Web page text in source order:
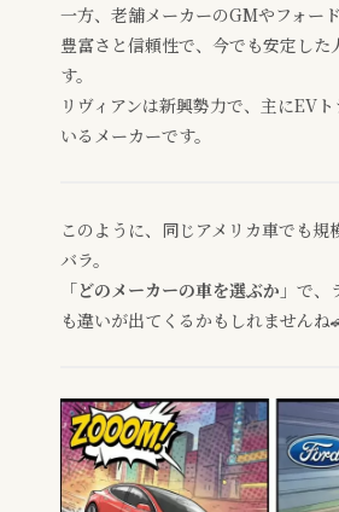
一方、老舗メーカーのGMやフォー
豊富さと信頼性で、今でも安定した
す。
リヴィアンは新興勢力で、主にEV
いるメーカーです。
このように、同じアメリカ車でも規
バラ。
「どのメーカーの車を選ぶか」 で、
も違いが出てくるかもしれませんね